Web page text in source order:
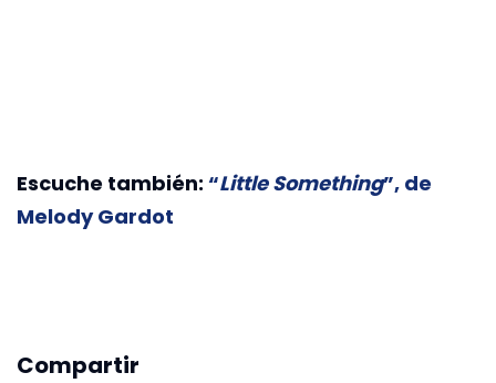
Escuche también: “Little Something”, de
Melody Gardot
Compartir